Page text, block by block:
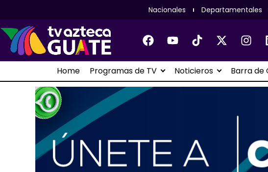
Nacionales Departamentales
Home Programas de TV Noticieros Barra de